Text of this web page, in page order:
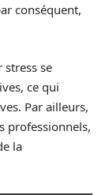
conséquent,
stress se
ce qui
Par ailleurs,
professionnels,
la